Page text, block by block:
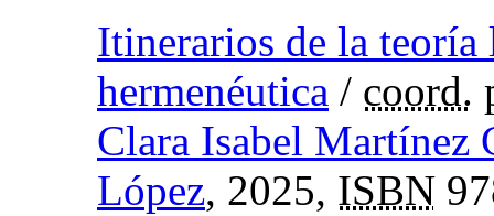
Itinerarios de la
hermenéutica / coord.
Clara Isabel Martínez
López, 2025, ISBN